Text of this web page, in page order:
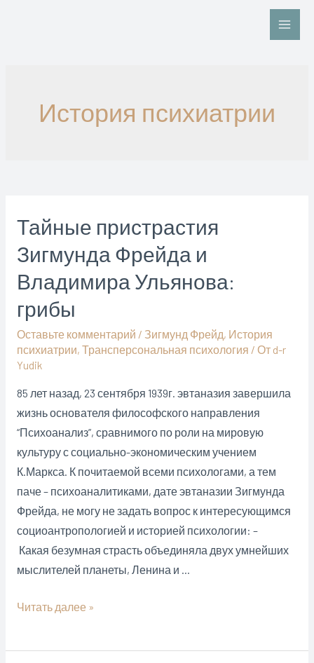
Main
История психиатрии
Тайные пристрастия
Зигмунда Фрейда и
Владимира Ульянова:
грибы
Оставьте комментарий / Зигмунд Фрейд, История
психиатрии, Трансперсональная психология / От d-r
Yudik
85 лет назад, 23 сентября 1939г. эвтаназия завершила
жизнь основателя философского направления
“Психоанализ”, сравнимого по роли на мировую
культуру с социально-экономическим учением
К.Маркса. К почитаемой всеми психологами, а тем
паче – психоаналитиками, дате эвтаназии Зигмунда
Фрейда, не могу не задать вопрос к интересующимся
социоантропологией и историей психологии: –
Какая безумная страсть объединяла двух умнейших
мыслителей планеты, Ленина и …
Тайные
Читать далее »